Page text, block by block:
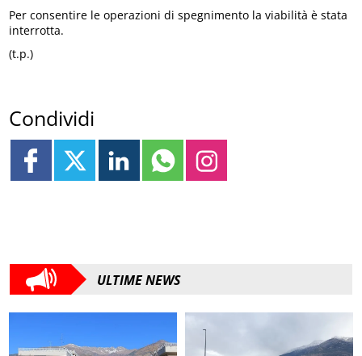
Per consentire le operazioni di spegnimento la viabilità è stata
interrotta.
(t.p.)
Condividi
ULTIME NEWS